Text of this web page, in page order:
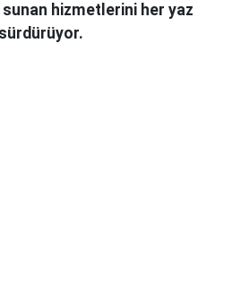
sunan hizmetlerini her yaz